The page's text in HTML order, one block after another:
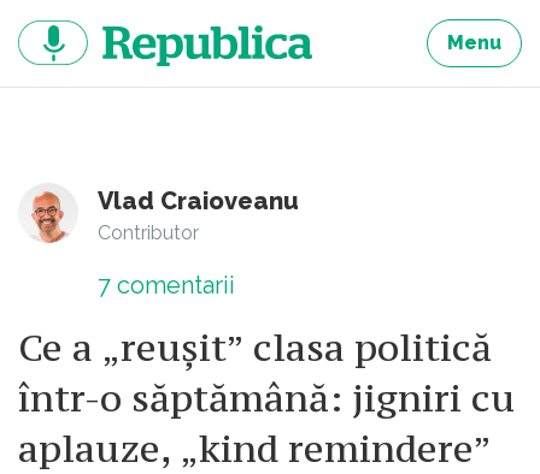
continut
Menu
Vlad Craioveanu
Contributor
7 comentarii
Ce a „reușit” clasa politică
într-o săptămână: jigniri cu
aplauze, „kind remindere”